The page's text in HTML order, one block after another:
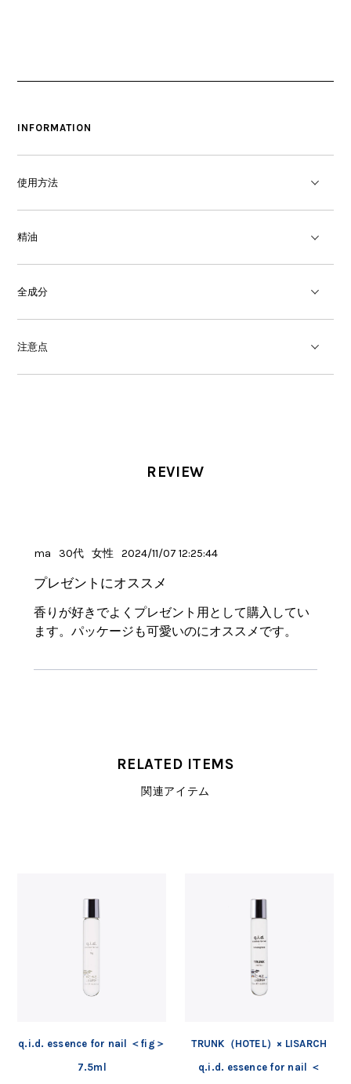
INFORMATION
使用方法
精油
全成分
注意点
REVIEW
ma 30代 女性 2024/11/07 12:25:44
プレゼントにオススメ
香りが好きでよくプレゼント用として購入してい
ます。パッケージも可愛いのにオススメです。
RELATED ITEMS
関連アイテム
q.i.d. essence for nail ＜fig＞
7.5ml
TRUNK（HOTEL）× LISARCH
q.i.d. essence for nail ＜